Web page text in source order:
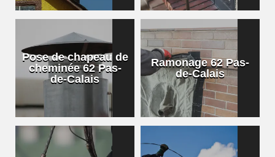
Pose de chapeau de
cheminée 62 Pas-
de-Calais
Ramonage 62 Pas-
de-Calais